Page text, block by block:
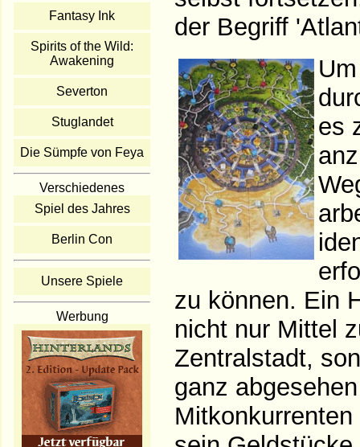
Fantasy Ink
Spirits of the Wild:
Awakening
Severton
Stuglandet
Die Sümpfe von Feya
Verschiedenes
Spiel des Jahres
Berlin Con
Unsere Spiele
Werbung
der Begriff
es
zu können. Ein
nicht nur Mittel
Zentralstadt,
ganz